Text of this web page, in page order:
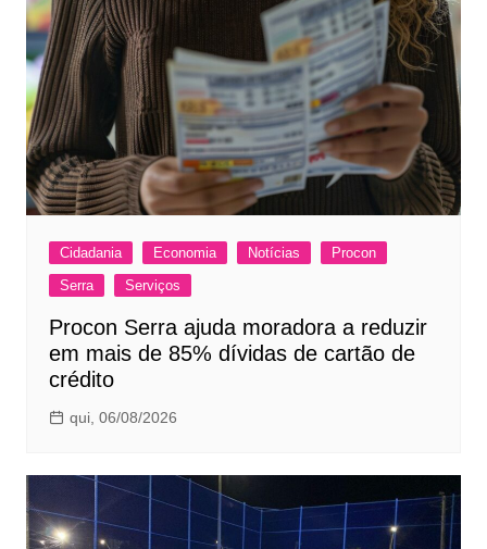
Cidadania Economia Notícias
Procon
Serra
Serviços
Procon Serra ajuda moradora a reduzir
em mais de 85% dívidas de cartão de
crédito
qui, 06/08/2026